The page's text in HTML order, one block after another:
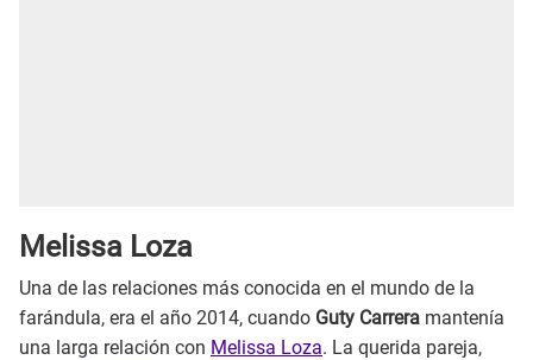
Melissa Loza
Una de las relaciones más conocida en el mundo de la
farándula, era el año 2014, cuando Guty Carrera mantenía
una larga relación con Melissa Loza. La querida pareja,